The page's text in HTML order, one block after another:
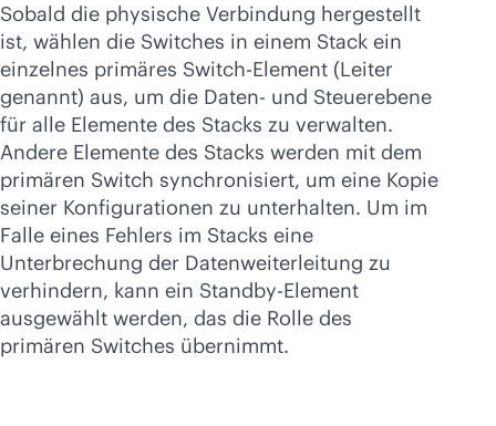
Sobald die physische Verbindung hergestellt
ist, wählen die Switches in einem Stack ein
einzelnes primäres Switch-Element (Leiter
genannt) aus, um die Daten- und Steuerebene
für alle Elemente des Stacks zu verwalten.
Andere Elemente des Stacks werden mit dem
primären Switch synchronisiert, um eine Kopie
seiner Konfigurationen zu unterhalten. Um im
Falle eines Fehlers im Stacks eine
Unterbrechung der Datenweiterleitung zu
verhindern, kann ein Standby-Element
ausgewählt werden, das die Rolle des
primären Switches übernimmt.